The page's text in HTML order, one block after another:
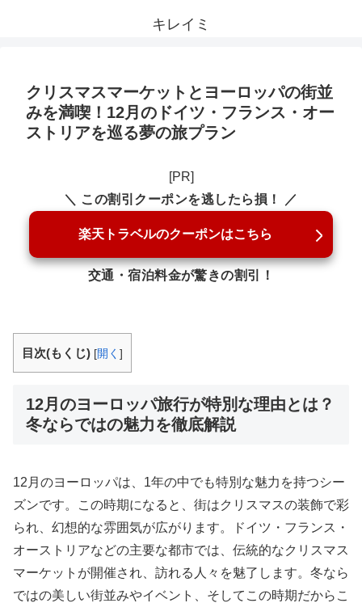
キレイミ
クリスマスマーケットとヨーロッパの街並
みを満喫！12月のドイツ・フランス・オー
ストリアを巡る夢の旅プラン
[PR]
＼ この割引クーポンを逃したら損！ ／
楽天トラベルのクーポンはこちら
交通・宿泊料金が驚きの割引！
目次(もくじ) [開く ]
12月のヨーロッパ旅行が特別な理由とは？
冬ならではの魅力を徹底解説
12月のヨーロッパは、1年の中でも特別な魅力を持つシー
ズンです。この時期になると、街はクリスマスの装飾で彩
られ、幻想的な雰囲気が広がります。ドイツ・フランス・
オーストリアなどの主要な都市では、伝統的なクリスマス
マーケットが開催され、訪れる人々を魅了します。冬なら
ではの美しい街並みやイベント、そしてこの時期だからこ